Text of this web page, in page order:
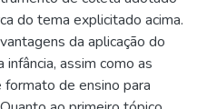
do tema explicitado acima.
da aplicação do
assim como as
de ensino para